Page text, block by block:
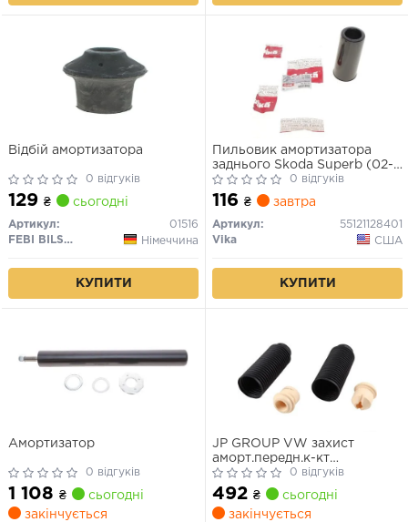
Відбій амортизатора
0 відгуків
129 ₴ сьогодні
Артикул:
01516
FEBI BILSTEIN
Німеччина
КУПИТИ
Пильовик амортизатора
заднього Skoda Superb (02-
08)/VW Passat (97-05)/Audi
A6 (98-05),80 (87-92)
(55121128401) VIKA
0 відгуків
116 ₴ завтра
Артикул:
55121128401
Vika
США
КУПИТИ
Амортизатор
0 відгуків
1 108 ₴
сьогодні
закінчується
JP GROUP VW захист
аморт.передн.к-кт
Polo,Seat,Mazda Demio,Vento
0 відгуків
492 ₴
сьогодні
закінчується